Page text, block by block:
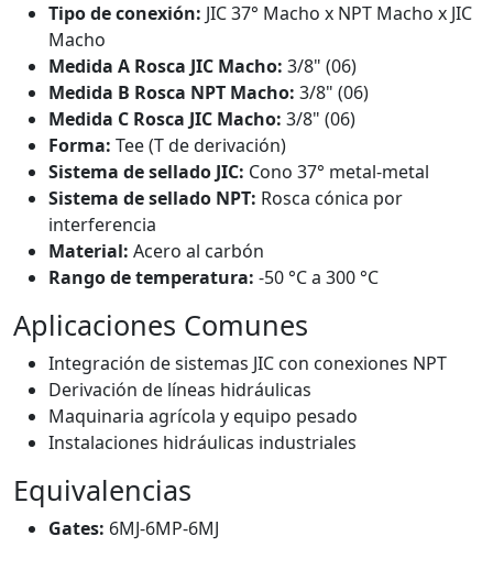
Tipo de conexión: JIC 37° Macho x NPT Macho x JIC
Macho
Medida A Rosca JIC Macho: 3/8" (06)
Medida B Rosca NPT Macho: 3/8" (06)
Medida C Rosca JIC Macho: 3/8" (06)
Forma: Tee (T de derivación)
Sistema de sellado JIC: Cono 37° metal-metal
Sistema de sellado NPT: Rosca cónica por
interferencia
Material: Acero al carbón
Rango de temperatura: -50 °C a 300 °C
Aplicaciones Comunes
Integración de sistemas JIC con conexiones NPT
Derivación de líneas hidráulicas
Maquinaria agrícola y equipo pesado
Instalaciones hidráulicas industriales
Equivalencias
Gates: 6MJ-6MP-6MJ